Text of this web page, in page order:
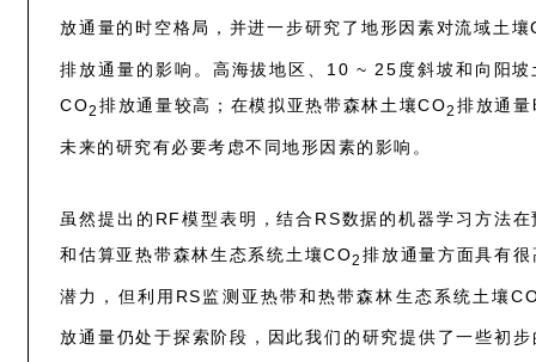
放通量的时空格局，并进一步研究了地形因素对流域土壤
排放通量的影响。高海拔地区、10 ~ 25度斜坡和向阳坡
CO2 排放通量较高；在模拟亚热带森林土壤CO2 排放通量
未来的研究有必要考虑不同地形因素的影响。
虽然提出的RF模型表明，结合RS数据的机器学习方法在
和估算亚热带森林生态系统土壤CO2 排放通量方面具有很
潜力，但利用RS监测亚热带和热带森林生态系统土壤
放通量仍处于探索阶段，因此我们的研究提供了一些初步